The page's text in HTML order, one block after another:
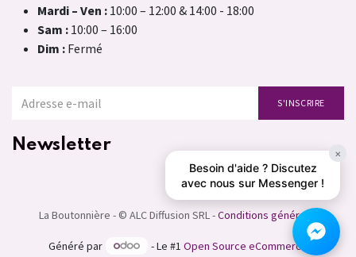
Mardi – Ven : 10:00 – 12:00 & 14:00 - 18:00
Sam : 10:00 – 16:00
Dim : Fermé
S'INSCRIRE
Newsletter ×
Besoin d'aide ? Discutez
avec nous sur Messenger !
La Boutonnière - © ALC Diffusion SRL -Conditions générales
Généré par - Le #1 Open Source eCommerce